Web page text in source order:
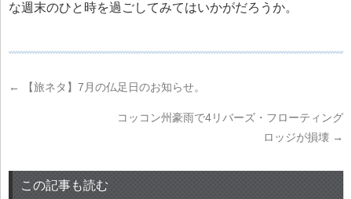
な週末のひと時を過ごしてみてはいかがだろうか。
← 【旅ネタ】7月の仏足日のお知らせ。
コッコン州豪雨で4リバーズ・フローティング
ロッジが損壊 →
この記事も読む